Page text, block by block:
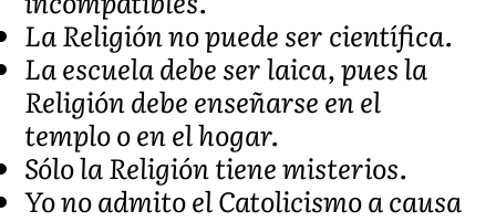
La Religión no puede ser científica.
La escuela debe ser laica, pues la
Religión debe enseñarse en el
templo o en el hogar.
Sólo la Religión tiene misterios.
Yo no admito el Catolicismo a causa